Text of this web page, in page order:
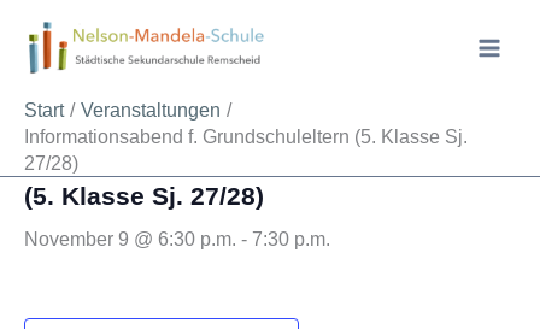
Inhalt
springen
Start
Veranstaltungen
Informationsabend f. Grundschuleltern (5. Klasse Sj.
27/28)
Informationsabend f. Grundschuleltern
(5. Klasse Sj. 27/28)
November 9 @ 6:30 p.m. - 7:30 p.m.